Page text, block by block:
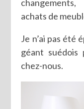
achats de
Je n’ai pas été
géant suédois
chez-nous.